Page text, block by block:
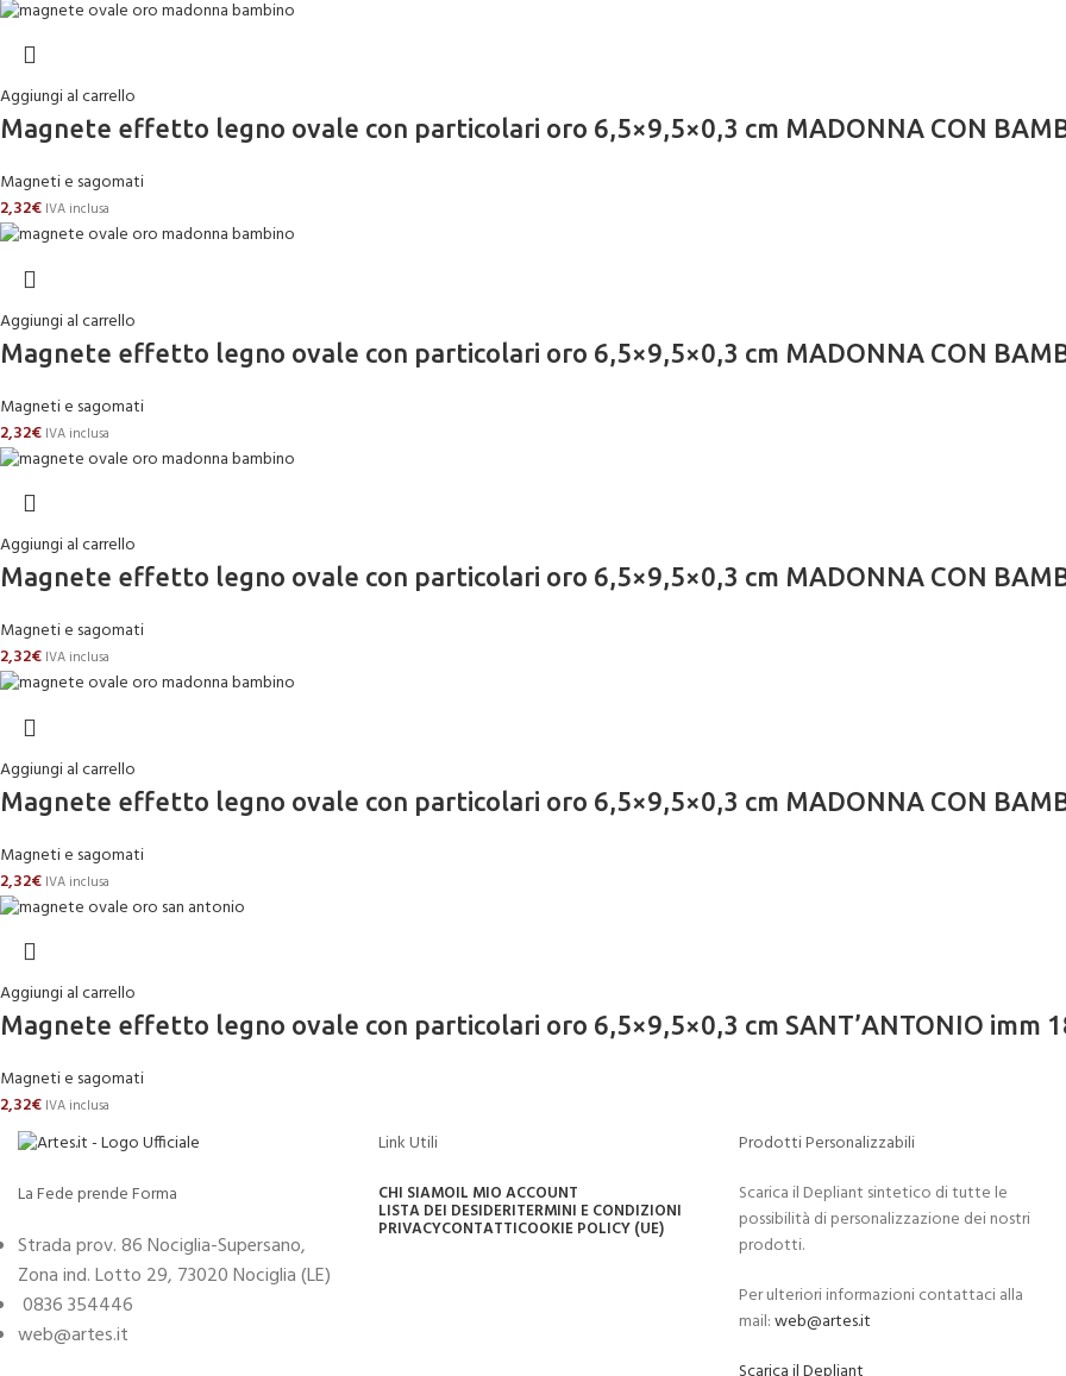
Aggiungi al carrello
Magnete effetto legno ovale con particolari oro 6,5×9,5×0,3 cm MADONNA CON
Magneti e sagomati
2,32€ IVA inclusa
Aggiungi al carrello
Magnete effetto legno ovale con particolari oro 6,5×9,5×0,3 cm MADONNA CON
Magneti e sagomati
2,32€ IVA inclusa
Aggiungi al carrello
Magnete effetto legno ovale con particolari oro 6,5×9,5×0,3 cm MADONNA CON
Magneti e sagomati
2,32€ IVA inclusa
Aggiungi al carrello
Magnete effetto legno ovale con particolari oro 6,5×9,5×0,3 cm MADONNA CON
Magneti e sagomati
2,32€ IVA inclusa
Aggiungi al carrello
Magnete effetto legno ovale con particolari oro 6,5×9,5×0,3 cm SANT’ANTONIO imm
Magneti e sagomati
2,32€ IVA inclusa
La Fede prende Forma
Strada prov. 86 Nociglia-Supersano,
Zona ind. Lotto 29, 73020 Nociglia (LE)
0836 354446
web@artes.it
Link Utili
CHI SIAMOIL MIO ACCOUNT
LISTA DEI DESIDERITERMINI E CONDIZIONI
PRIVACYCONTATTICOOKIE POLICY (UE)
Prodotti Personalizzabili
Scarica il Depliant sintetico di tutte le
possibilità di personalizzazione dei nostri
prodotti.
Per ulteriori informazioni contattaci alla
mail:web@artes.it